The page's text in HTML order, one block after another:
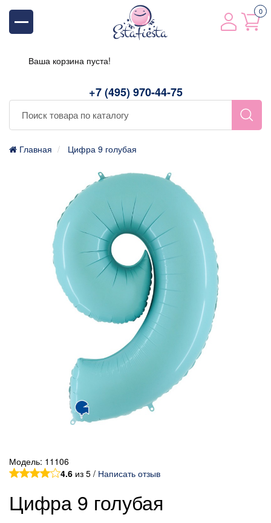
+7 (495) 970-44-75
0
Ваша корзина пуста!
Главная Цифра 9 голубая
Модель: 11106
4.6 из 5 / Написать отзыв
Цифра 9 голубая